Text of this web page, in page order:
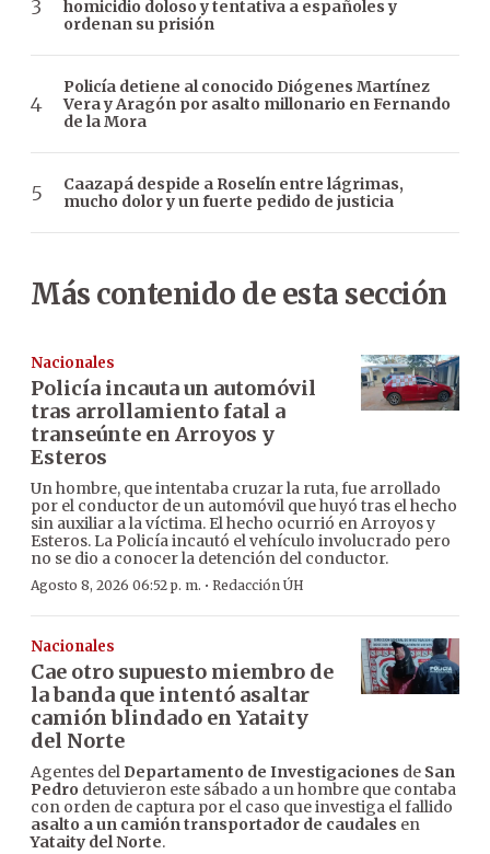
homicidio doloso y tentativa a españoles y
ordenan su prisión
Policía detiene al conocido Diógenes Martínez
Vera y Aragón por asalto millonario en Fernando
de la Mora
Caazapá despide a Roselín entre lágrimas,
mucho dolor y un fuerte pedido de justicia
Más contenido de esta sección
Nacionales
Policía incauta un automóvil
tras arrollamiento fatal a
transeúnte en Arroyos y
Esteros
Un hombre, que intentaba cruzar la ruta, fue arrollado
por el conductor de un automóvil que huyó tras el hecho
sin auxiliar a la víctima. El hecho ocurrió en Arroyos y
Esteros. La Policía incautó el vehículo involucrado pero
no se dio a conocer la detención del conductor.
Agosto 8, 2026 06:52 p. m. · Redacción ÚH
Nacionales
Cae otro supuesto miembro de
la banda que intentó asaltar
camión blindado en Yataity
del Norte
Agentes del Departamento de Investigaciones de San
Pedro detuvieron este sábado a un hombre que contaba
con orden de captura por el caso que investiga el fallido
asalto a un camión transportador de caudales en
Yataity del Norte.